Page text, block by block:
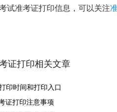
试准考证打印信息，可以关注
证打印相关文章
印时间和打印入口
证打印注意事项